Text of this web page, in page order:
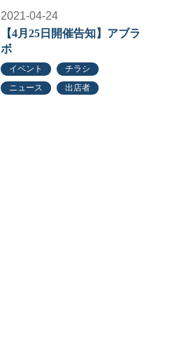
2021-04-24
【4月25日開催告知】アブラ
ボ
イベント
チラシ
ニュース
出店者